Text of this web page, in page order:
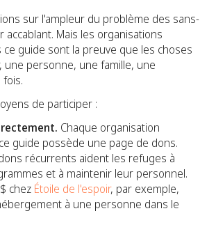
sur l'ampleur du problème des sans-
accablant. Mais les organisations
guide sont la preuve que les choses
une personne, une famille, une
fois.
de participer :
Chaque organisation
guide possède une page de dons.
récurrents aident les refuges à
et à maintenir leur personnel.
chez Étoile de l'espoir, par exemple,
à une personne dans le